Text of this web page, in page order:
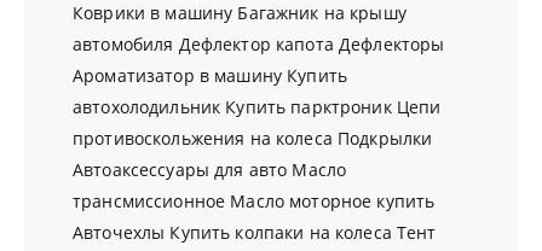
Коврики в машину Багажник на крышу
автомобиля Дефлектор капота Дефлекторы
Ароматизатор в машину Купить
автохолодильник Купить парктроник Цепи
противоскольжения на колеса Подкрылки
Автоаксессуары для авто Масло
трансмиссионное Масло моторное купить
Авточехлы Купить колпаки на колеса Тент